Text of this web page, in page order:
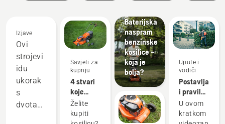
Izjave
Ovi
strojevi
idu
ukorak
s
dvotaktnom
Savjeti za
kupnju
4 stvari
koje
trebate
razmotriti
pri kupnji
Želite
kupiti
Baterijska
naspram
benzinske
kosilice –
koja je
bolja?
Upute i
vodiči
Postavljanje
i pravilna
prilagodba
leđne
baterije
U ovom
kratkom